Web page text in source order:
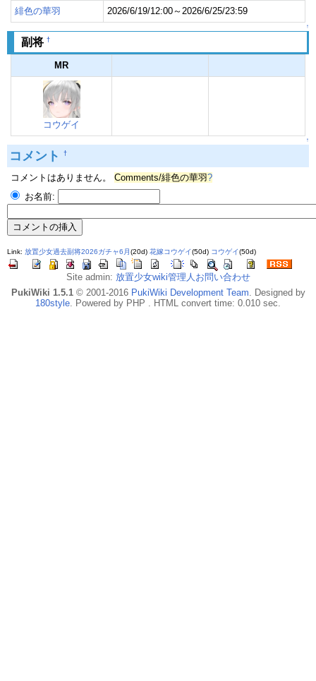
緋色の華羽 2026/6/19/12:00～2026/6/25/23:59
↑
副将 †
MR
コウゲイ
↑
コメント †
コメントはありません。 Comments/緋色の華羽?
お名前:
Link: 放置少女過去副将2026ガチャ6月(20d) 花嫁コウゲイ(50d) コウゲイ(50d)
Site admin: 放置少女wiki管理人お問い合わせ
PukiWiki 1.5.1© 2001-2016 PukiWiki Development Team. Designed by
180style. Powered by PHP . HTML convert time: 0.010 sec.